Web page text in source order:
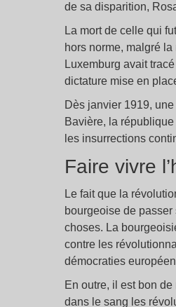
de sa disparition,
La mort de celle qui
hors norme, malgré
Luxemburg avait
dictature mise en
Dès janvier 1919,
Bavière, la
les insurrections
Faire vivre
Le fait que la
bourgeoise de
choses. La
contre les
démocraties
En outre, il est bon
dans le sang les